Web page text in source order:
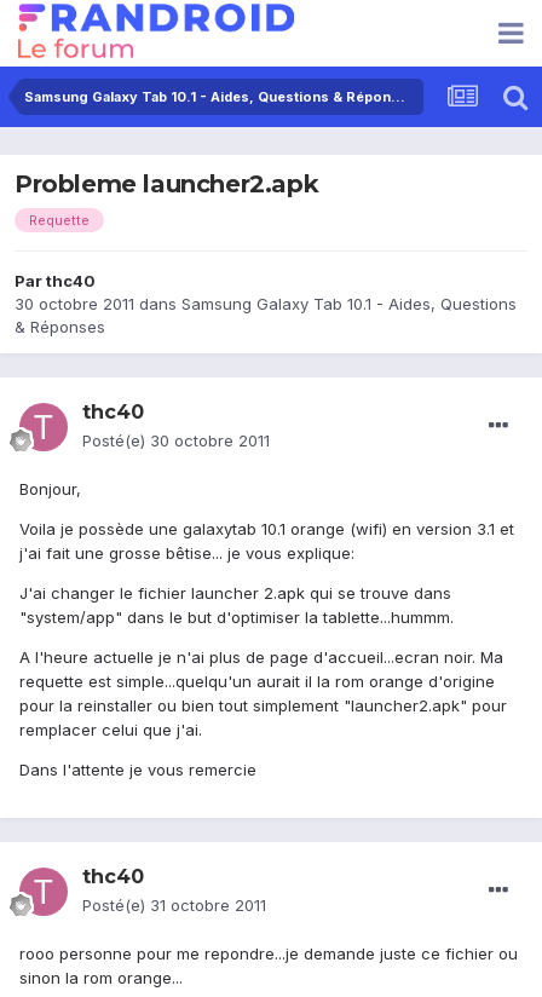
Samsung Galaxy Tab 10.1 - Aides, Questions & Réponses
Probleme launcher2.apk
Requette
Parthc40
30 octobre 2011 dans Samsung Galaxy Tab 10.1 - Aides, Questions
& Réponses
thc40
Posté(e) 30 octobre 2011
Bonjour,
Voila je possède une galaxytab 10.1 orange (wifi) en version 3.1 et
j'ai fait une grosse bêtise... je vous explique:
J'ai changer le fichier launcher 2.apk qui se trouve dans
"system/app" dans le but d'optimiser la tablette...hummm.
A l'heure actuelle je n'ai plus de page d'accueil...ecran noir. Ma
requette est simple...quelqu'un aurait il la rom orange d'origine
pour la reinstaller ou bien tout simplement "launcher2.apk" pour
remplacer celui que j'ai.
Dans l'attente je vous remercie
thc40
Posté(e) 31 octobre 2011
rooo personne pour me repondre...je demande juste ce fichier ou
sinon la rom orange...